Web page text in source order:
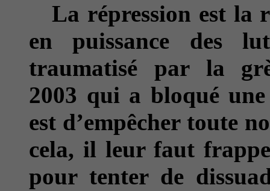
La répression est la
en puissance des
traumatisé par la
2003 qui a bloqué
est d’empêcher toute
cela, il leur faut
pour tenter de